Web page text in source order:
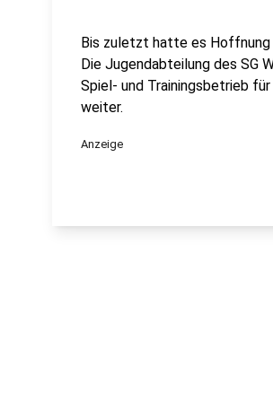
Bis zuletzt hatte es Hoffnung
Die Jugendabteilung des SG
Spiel- und Trainingsbetrieb
weiter.
Anzeige